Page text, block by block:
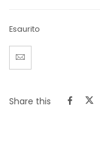
Esaurito
Share this